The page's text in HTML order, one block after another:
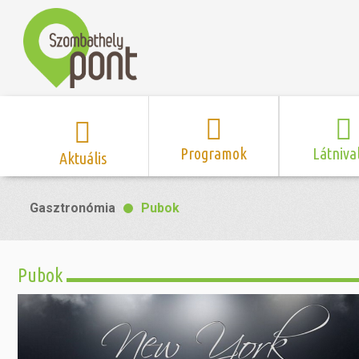
Aktuális Programok
Program naptár
Mozi
Színház/Tánc
Szent
Hírek
Sport és
Gasztronómia Pubok
Pubok